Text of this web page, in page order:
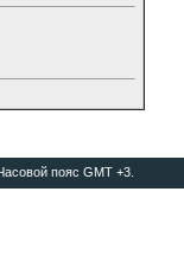
Часовой пояс GMT +3.